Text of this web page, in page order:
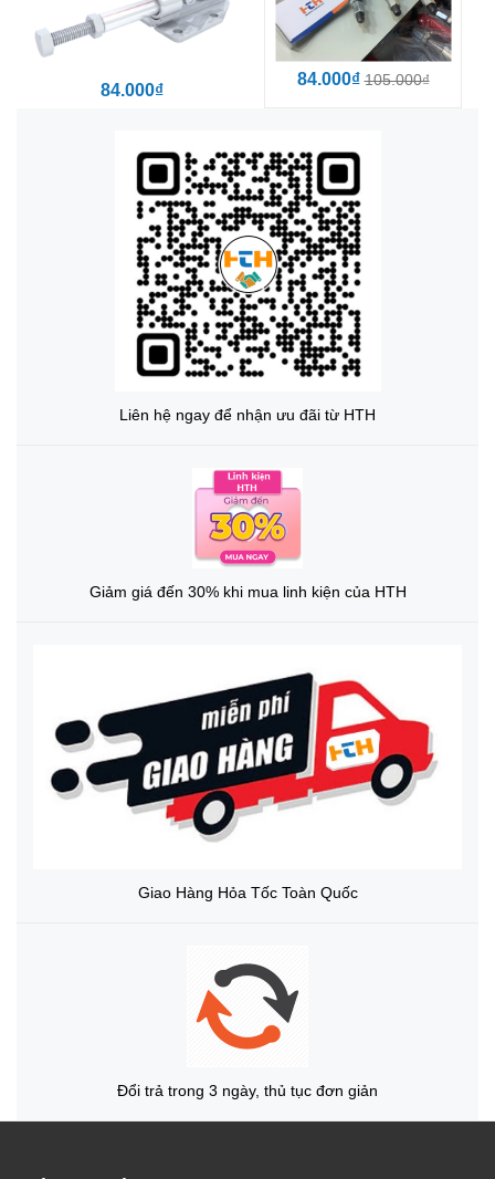
84.000₫
84.000₫105.000₫
Liên hệ ngay để nhận ưu đãi từ HTH
Giảm giá đến 30% khi mua linh kiện của HTH
Giao Hàng Hỏa Tốc Toàn Quốc
Đổi trả trong 3 ngày, thủ tục đơn giản